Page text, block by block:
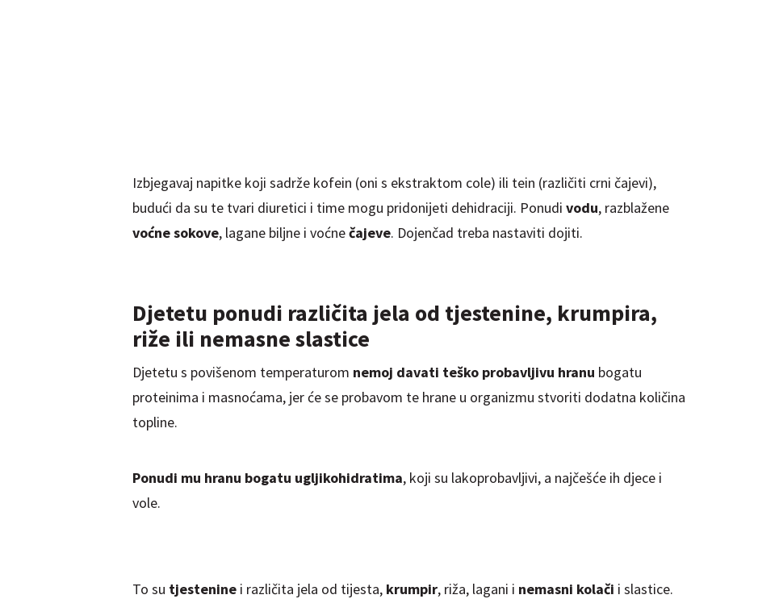
Izbjegavaj napitke koji sadrže kofein (oni s ekstraktom cole) ili tein (različiti crni čajevi),
budući da su te tvari diuretici i time mogu pridonijeti dehidraciji. Ponudi vodu, razblažene
voćne sokove, lagane biljne i voćnečajeve. Dojenčad treba nastaviti dojiti.
Djetetu ponudi različita jela od tjestenine, krumpira,
riže ili nemasne slastice
Djetetu s povišenom temperaturom nemoj davati teško probavljivu hranu bogatu
proteinima i masnoćama, jer će se probavom te hrane u organizmu stvoriti dodatna količina
topline.
Ponudi mu hranu bogatu ugljikohidratima, koji su lakoprobavljivi, a najčešće ih djece i
vole.
To su tjestenine i različita jela od tijesta, krumpir, riža, lagani i nemasni kolači i slastice.